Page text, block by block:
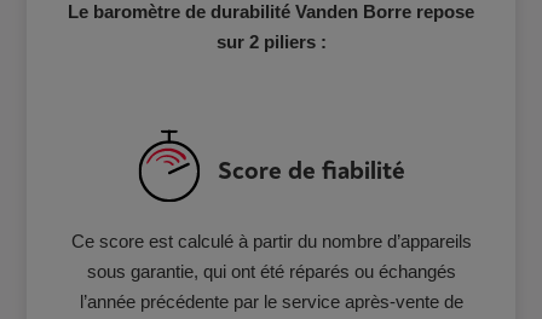
Le baromètre de durabilité Vanden Borre repose
sur 2 piliers :
Score de fiabilité
Ce score est calculé à partir du nombre d’appareils
sous garantie, qui ont été réparés ou échangés
l’année précédente par le service après-vente de